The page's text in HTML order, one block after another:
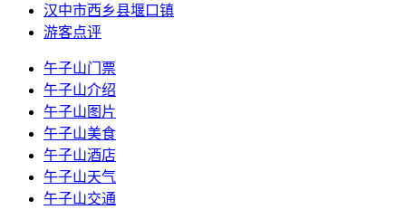
汉中市西乡县堰口镇
游客点评
午子山门票
午子山介绍
午子山图片
午子山美食
午子山酒店
午子山天气
午子山交通